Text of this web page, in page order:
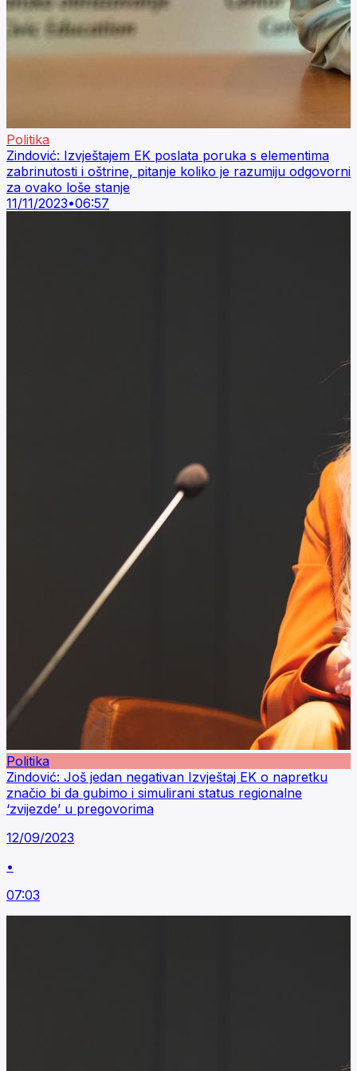
Politika
Zindović: Izvještajem EK poslata poruka s elementima
zabrinutosti i oštrine, pitanje koliko je razumiju odgovorni
za ovako loše stanje
11/11/2023•06:57
Politika
Zindović: Još jedan negativan Izvještaj EK o napretku
značio bi da gubimo i simulirani status regionalne
‘zvijezde’ u pregovorima
12/09/2023
•
07:03